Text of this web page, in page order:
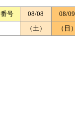
号 08/08
08/09
（土）
（日